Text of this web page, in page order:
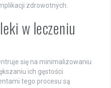
zdrowotnych.
w leczeniu
się na minimalizowaniu
ich gęstości
tego procesu są